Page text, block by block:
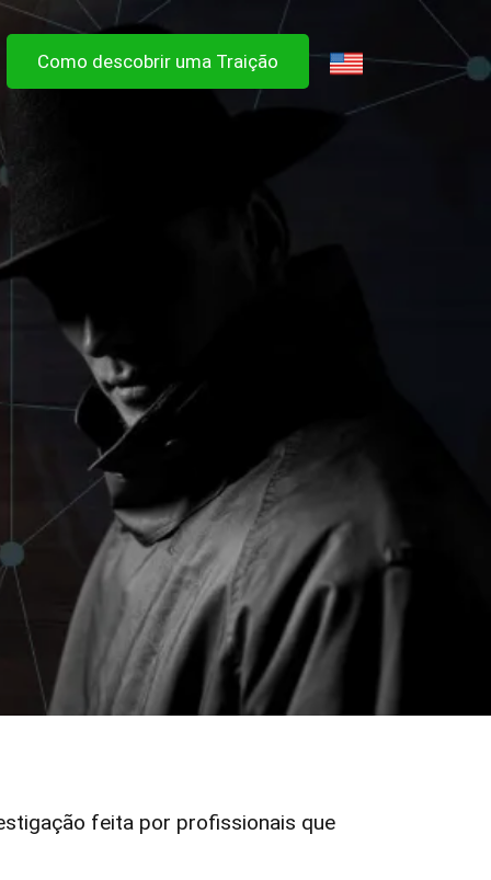
Como descobrir uma Traição
feita por profissionais que